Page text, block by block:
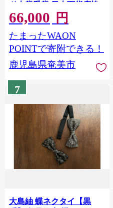
ド大賞受賞 日本百貨店協
会会長賞受賞 蝶 ネクタイ
絹 シルク 金具 真鍮 メンズ
ファッション おしゃれ 手
作り 小物 結婚式 新郎 演奏
ト 贈答 ギフト 伝統工芸品
66,000 円
たまったWAON
POINTで寄附できる！
鹿児島県奄美市
7
大島紬 蝶ネクタイ【黒